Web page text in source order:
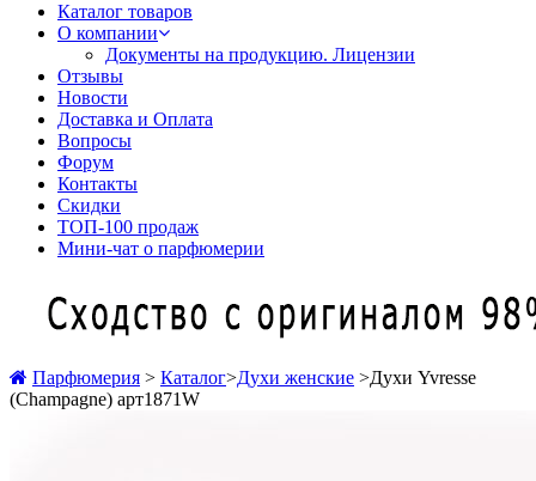
Каталог товаров
О компании
Документы на продукцию. Лицензии
Отзывы
Новости
Доставка и Оплата
Вопросы
Форум
Контакты
Скидки
ТОП-100 продаж
Мини-чат о парфюмерии
Парфюмерия > Каталог>Духи женские >Духи Yvresse
(Champagne) арт1871W